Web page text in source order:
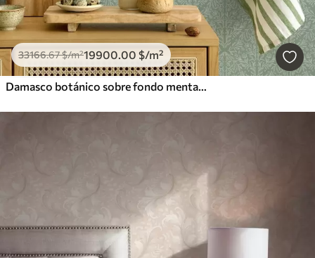
33166.67$/m²19900.00 $/m²
Damasco botánico sobre fondo menta-oliva